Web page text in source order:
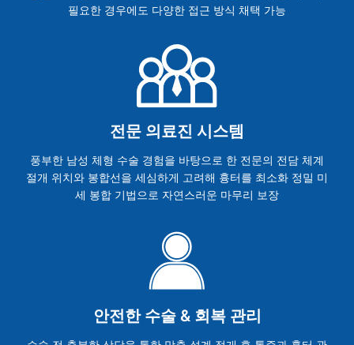
필요한 경우에도 다양한 접근 방식 채택 가능
전문 의료진 시스템
풍부한 남성 체형 수술 경험을 바탕으로 한 전문의 전담 체계
절개 위치와 봉합선을 세심하게 고려해 흉터를 최소화 정밀 미
세 봉합 기법으로 자연스러운 마무리 보장
안전한 수술 & 회복 관리